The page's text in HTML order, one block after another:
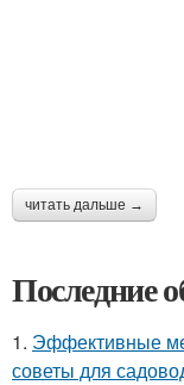
читать дальше →
Последние
1. Эффективные
советы для